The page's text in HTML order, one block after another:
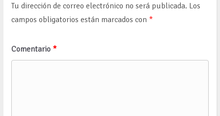
Tu dirección de correo electrónico no será publicada. Los
campos obligatorios están marcados con *
Comentario *